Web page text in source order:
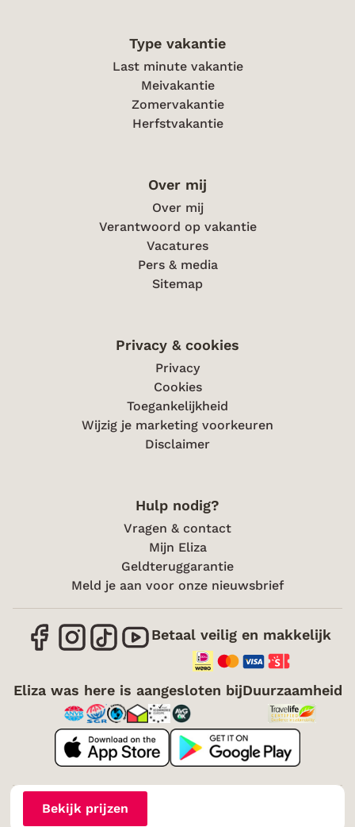
Bekijk prijzen
Type vakantie
Last minute vakantie
Meivakantie
Zomervakantie
Herfstvakantie
Over mij
Over mij
Verantwoord op vakantie
Vacatures
Pers & media
Sitemap
Privacy & cookies
Privacy
Cookies
Toegankelijkheid
Wijzig je marketing voorkeuren
Disclaimer
Hulp nodig?
Vragen & contact
Mijn Eliza
Geldteruggarantie
Meld je aan voor onze nieuwsbrief
Betaal veilig en makkelijk
Eliza was here is aangesloten bijDuurzaamheid
Over mijVacatures
Toegankelijkheid